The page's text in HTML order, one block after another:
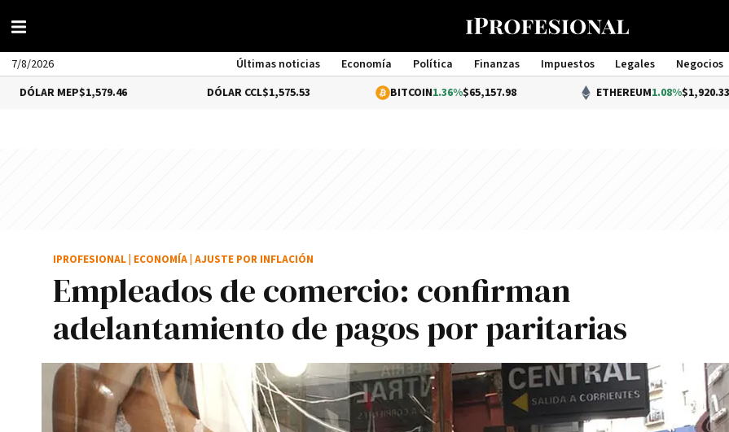
7/8/2026 Últimas noticias Economía Política Finanzas Impuestos Legales Negocios
Management
$1,579.46 $1,575.53 BITCOIN1.36%$65,157.98 ETHEREUM 1.08%$1,920.33
Empleados de comercio: confirman
adelantamiento de pagos por paritarias
IPROFESIONAL ECONOMÍA AJUSTE POR INFLACIÓN